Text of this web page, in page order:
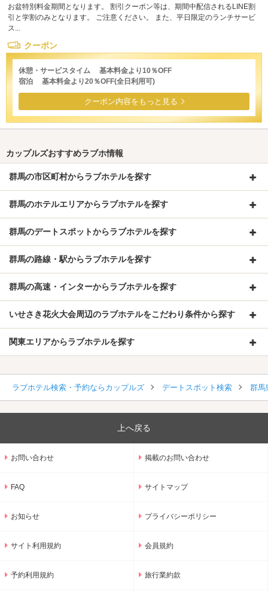
お盆特別料金期間となります。 割引クーポン等は、期間中配信されるLINE割
引と学割のみとなります。 ご注意ください。 また、平日限定のランチサービ
ス...
クーポン
休憩・サービスタイム 基本料金より10％OFF
宿泊 基本料金より20％OFF(全日利用可)
クーポン内容をもっと見る
カップルズおすすめラブホ情報
群馬の市区町村からラブホテルを探す
群馬のホテルエリアからラブホテルを探す
群馬のデートスポットからラブホテルを探す
群馬の路線・駅からラブホテルを探す
群馬の高速・インターからラブホテルを探す
いせさき花火大会周辺のラブホテルをこだわり条件から探す
関東エリアからラブホテルを探す
ラブホテル検索・予約ならカップルズ デートスポット検索 群馬
上へ戻る
お問い合わせ 掲載のお問い合わせ
FAQ サイトマップ
お知らせ プライバシーポリシー
サイト利用規約 会員規約
予約利用規約 旅行業約款